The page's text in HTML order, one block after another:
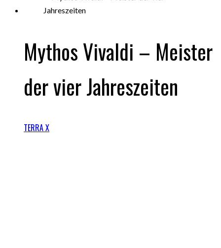
Mythos Vivaldi – Meister
der vier Jahreszeiten
TERRA X